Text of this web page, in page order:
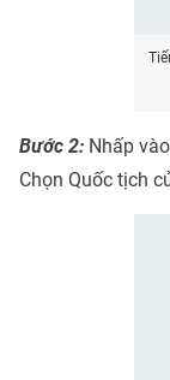
Bước 2: Nhấp
Chọn Quốc tịch